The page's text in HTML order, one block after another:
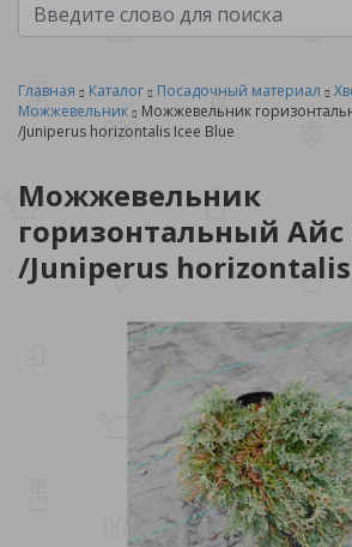
Главная Каталог Посадочный материал
Можжевельник
Можжевельник
/Juniperus horizontalis Icee Blue
Можжевельник
горизонтальный Айс
/Juniperus horizontalis